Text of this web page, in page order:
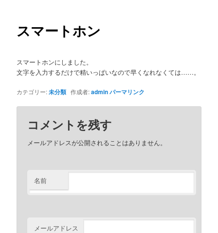
スマートホン
スマートホンにしました。
文字を入力するだけで精いっぱいなので早くなれなくては……。
カテゴリー:未分類 作成者:adminパーマリンク
コメントを残す
メールアドレスが公開されることはありません。
名前
メールアドレス